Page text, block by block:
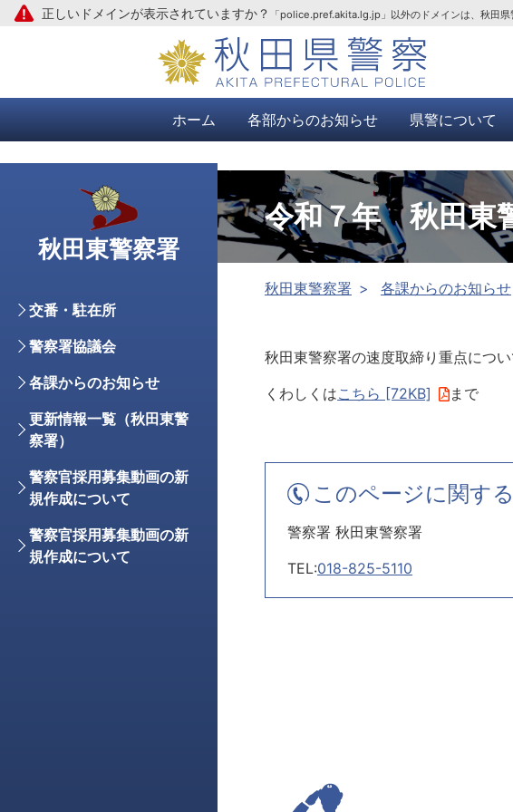
本文へ正しいドメインが表示されていますか？ 「police.pref.akita.lg.jp」以外のドメインは、秋田県
ホーム 各部からのお知らせ 県警について
令和７年 秋田東
秋田東警察署 各課からのお知らせ
秋田東警察署の速度取締り重点につい
くわしくはこちら [72KB] まで
このページに関す
警察署 秋田東警察署
TEL:018-825-5110
秋田東警察署
交番・駐在所
警察署協議会
各課からのお知らせ
更新情報一覧（秋田東警
察署）
警察官採用募集動画の新
規作成について
警察官採用募集動画の新
規作成について